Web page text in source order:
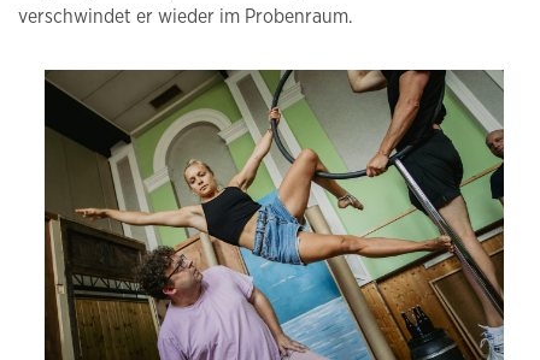
verschwindet er wieder im Probenraum.